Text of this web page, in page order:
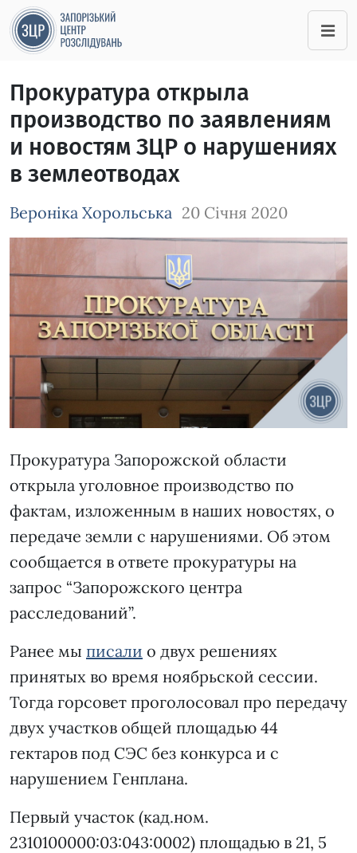
Прокуратура открыла
производство по заявлениям
и новостям ЗЦР о нарушениях
в землеотводах
Вероніка Хорольська 20 Січня 2020
Прокуратура Запорожской области
открыла уголовное производство по
фактам, изложенным в наших новостях, о
передаче земли с нарушениями. Об этом
сообщается в ответе прокуратуры на
запрос “Запорожского центра
расследований”.
Ранее мы писали о двух решениях
принятых во время ноябрьской сессии.
Тогда горсовет проголосовал про передачу
двух участков общей площадью 44
гектаров под СЭС без конкурса и с
нарушением Генплана.
Первый участок (кад.ном.
2310100000:03:043:0002) площадью в 21, 5